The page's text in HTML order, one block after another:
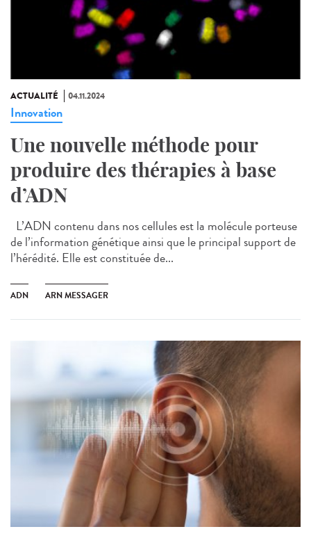
ACTUALITÉ 04.11.2024
Innovation
Une nouvelle méthode pour
produire des thérapies à base
d’ADN
L’ADN contenu dans nos cellules est la molécule porteuse
de l’information génétique ainsi que le principal support de
l’hérédité. Elle est constituée de...
ADN ARN MESSAGER